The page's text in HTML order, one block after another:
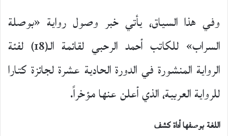
وفي هذا السياق، يأتي خبر وصول رواية «بوصلة
السراب» للكاتب أحمد الرحبي لقائمة الـ(18) لفئة
الرواية المنشورة في الدورة الحادية عشرة لجائزة كتارا
للرواية العربية، الذي أعلن عنها مؤخراً.
اللغة بوصفها أداة كشف